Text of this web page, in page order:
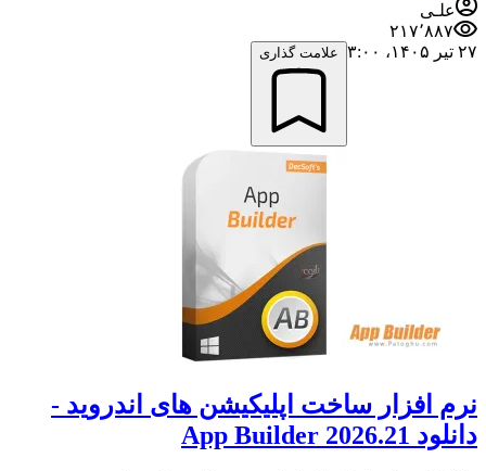
علـی
۲۱۷٬۸۸۷
۲۷ تیر ۱۴۰۵،‏ ۳:۰۰
علامت گذاری
نرم افزار ساخت اپلیکیشن های اندروید -
دانلود App Builder 2026.21